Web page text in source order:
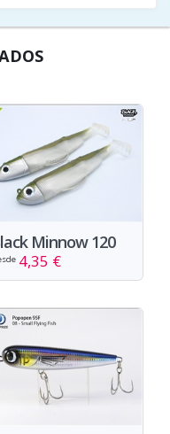
Minnow 120
4,35 €